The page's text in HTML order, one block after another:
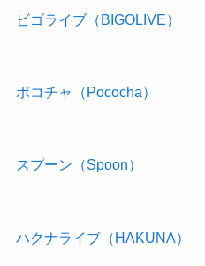
ビゴライブ（BIGOLIVE）
ポコチャ（Pococha）
スプーン（Spoon）
ハクナライブ（HAKUNA）